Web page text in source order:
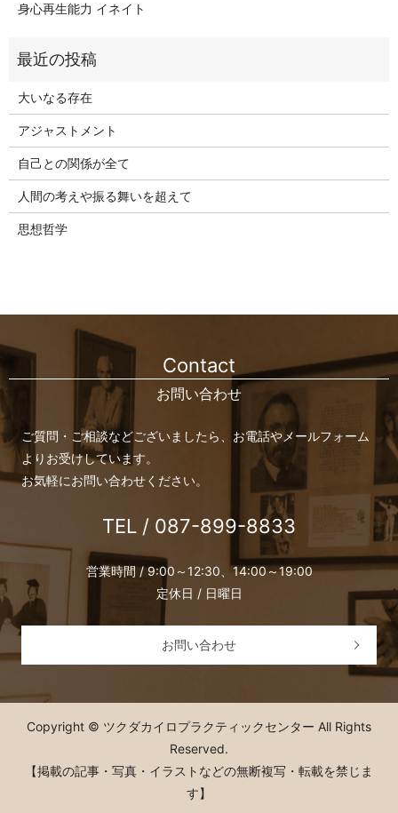
身心再生能力 イネイト
大いなる存在
アジャストメント
自己との関係が全て
人間の考えや振る舞いを超えて
思想哲学
Contact
お問い合わせ
ご質問・ご相談などございましたら、お電話やメールフォーム
よりお受けしています。
お気軽にお問い合わせください。
TEL / 087-899-8833
営業時間 / 9:00～12:30、14:00～19:00
定休日 / 日曜日
お問い合わせ
Copyright © ツクダカイロプラクティックセンター All Rights
Reserved.
【掲載の記事・写真・イラストなどの無断複写・転載を禁じま
す】